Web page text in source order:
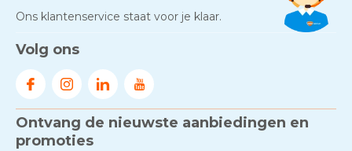
Door
Voorkom brand met
rookmelders, hittemelders en
Ons klantenservice staat voor je klaar.
Volg ons
Ontvang de nieuwste aanbiedingen en
promoties